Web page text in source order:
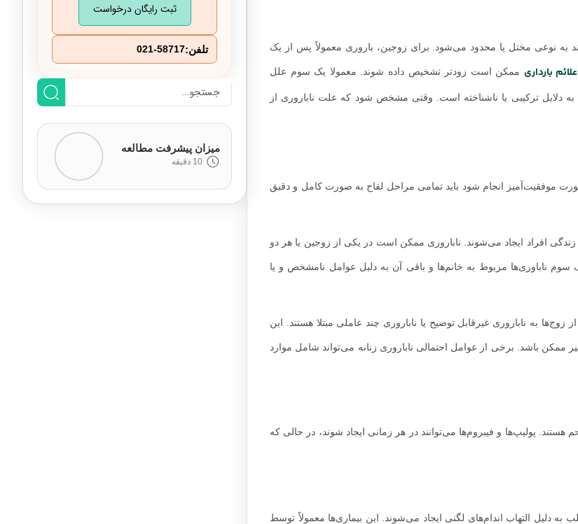
درمان ناباروری مردان
به نوعی مختل یا محدود می‌شود. برای زوجین، باروری معمولاً پس از یک
علائم بارداری ممکن است زودتر تشخیص داده شوند. معمولا یک سوم علل
دلایل ترکیبی یا ناشناخته است. وقتی مشخص شود که علت ناباروری از
صورت موفقیت‌آمیز انجام شود باید تمامی مراحل لقاح به صورت کامل و دقیق
افراد ایجاد ‌می‌شوند. ناباروری ممکن است در یکی از زوجین یا هر دو
ناباوری‌ها مربوط به خانم‌ها و باقی آن به دلیل عوامل نامشخص و یا
به ناباروری غیرقابل توضیح یا ناباروری چند عاملی مبتلا هستند. این
باشد. برخی از عوامل احتمالی ناباروری زنانه می‌تواند شامل موارد
هستند. پولیپ‌ها و فیبروم‌ها می‌توانند در هر زمانی ایجاد شوند، در حالی که
دلیل التهاب اندام‌های لگنی ایجاد می‌شوند. این بیماری‌ها معمولاً توسط
ثبت رایگان درخواست
تلفن:021-58717
میزان پیشرفت مطالعه
10 دقیقه